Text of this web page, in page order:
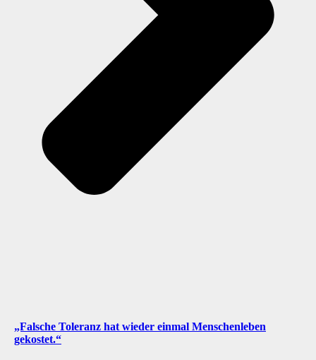
„Falsche Toleranz hat wieder einmal Menschenleben
gekostet.“